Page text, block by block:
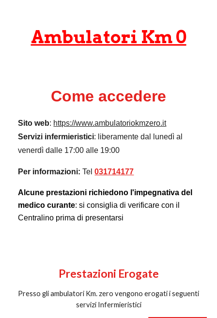
Ambulatori Km 0
Come accedere
Sito web: https://www.ambulatoriokmzero.it
Servizi infermieristici: liberamente dal lunedì al
venerdì dalle 17:00 alle 19:00
Per informazioni: Tel031714177
Alcune prestazioni richiedono l'impegnativa del
medico curante: si consiglia di verificare con il
Centralino prima di presentarsi
Prestazioni Erogate
Presso gli ambulatori Km. zero vengono erogati i seguenti
servizi Infermieristici